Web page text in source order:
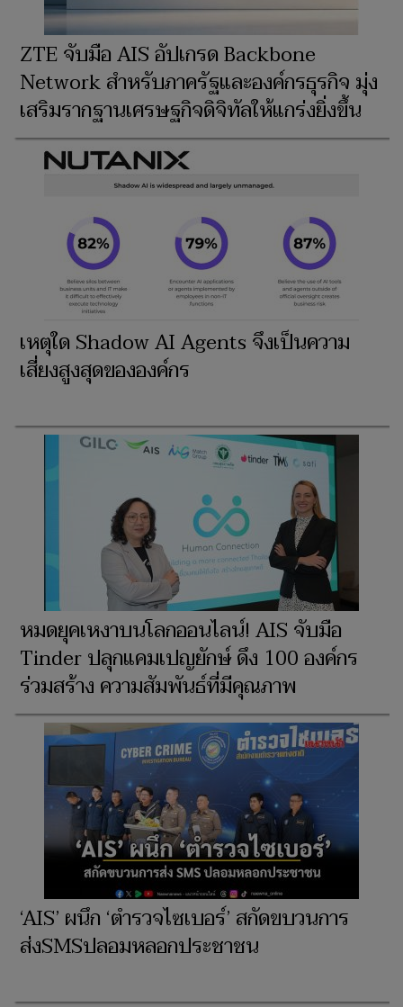
ZTE จับมือ AIS อัปเกรด Backbone
Network สำหรับภาครัฐและองค์กรธุรกิจ มุ่ง
เสริมรากฐานเศรษฐกิจดิจิทัลให้แกร่งยิ่งขึ้น
เหตุใด Shadow AI Agents จึงเป็นความ
เสี่ยงสูงสุดขององค์กร
หมดยุคเหงาบนโลกออนไลน์! AIS จับมือ
Tinder ปลุกแคมเปญยักษ์ ดึง 100 องค์กร
ร่วมสร้าง ความสัมพันธ์ที่มีคุณภาพ
‘AIS’ ผนึก ‘ตำรวจไซเบอร์’ สกัดขบวนการ
ส่งSMSปลอมหลอกประชาชน